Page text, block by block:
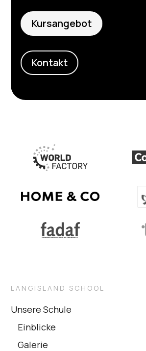
Kursangebot
Kontakt
LANGISLAND SCHOOL
Unsere Schule
Einblicke
Galerie